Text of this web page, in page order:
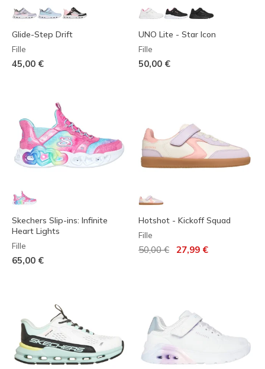
Glide-Step Drift
Fille
45,00 €
UNO Lite - Star Icon
Fille
50,00 €
Skechers Slip-ins: Infinite
Heart Lights
Fille
65,00 €
Hotshot - Kickoff Squad
Fille
Prix réduit de
50,00 € 27,99 €